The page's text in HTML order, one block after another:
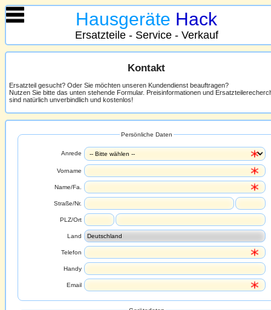
Hausgeräte Hack
Ersatzteile - Service - Verkauf
Kontakt
Ersatzteil gesucht? Oder Sie möchten unseren Kundendienst beauftragen?
Nutzen Sie bitte das unten stehende Formular. Preisinformationen und
sind natürlich unverbindlich und kostenlos!
Persönliche Daten
Anrede
Vorname
Name/Fa.
Straße/Nr.
PLZ/Ort
Land
Telefon
Handy
Email